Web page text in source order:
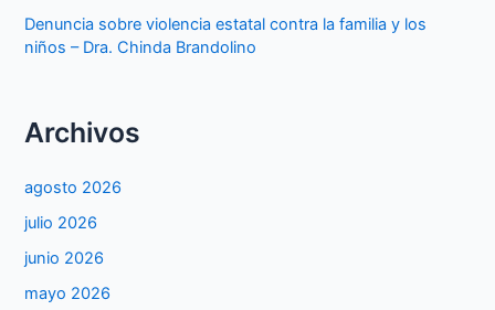
Denuncia sobre violencia estatal contra la familia y los
niños – Dra. Chinda Brandolino
Archivos
agosto 2026
julio 2026
junio 2026
mayo 2026